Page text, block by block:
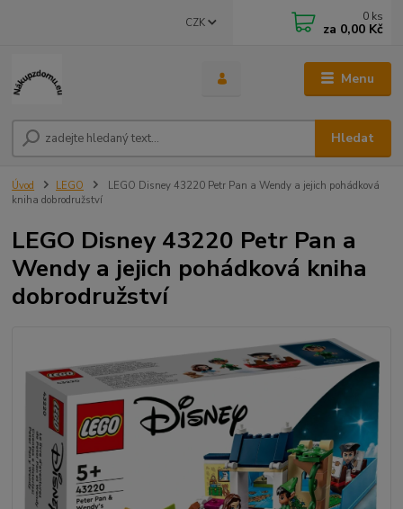
Menu
CZK
Hledat
0 ks
za 0,00 Kč
Úvod LEGO
LEGO Disney 43220 Petr Pan a Wendy a jejich pohádková
kniha dobrodružství
LEGO Disney 43220 Petr Pan a
Wendy a jejich pohádková kniha
dobrodružství